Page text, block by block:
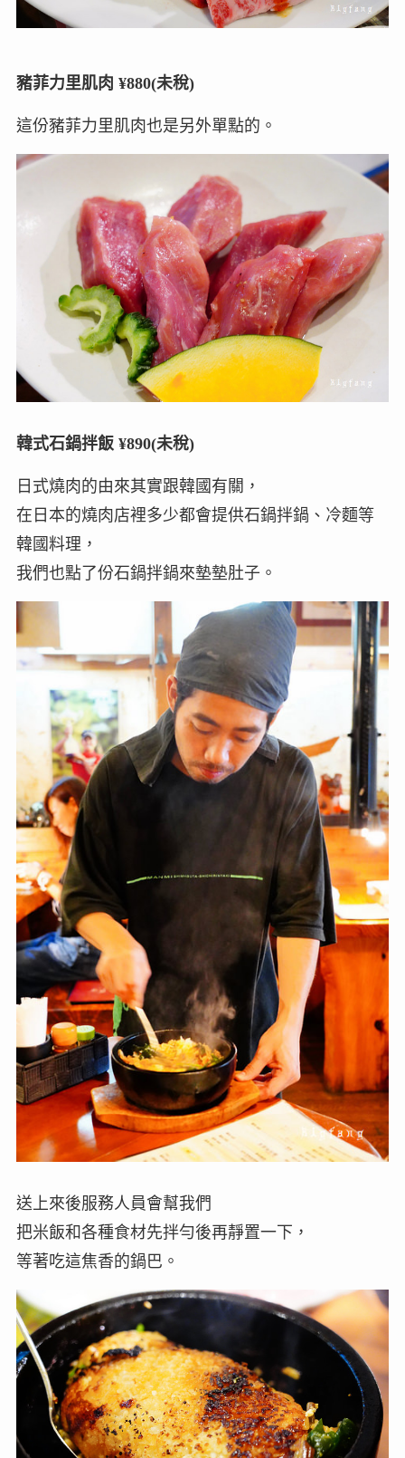
豬菲力里肌肉 ¥880(未稅)
這份豬菲力里肌肉也是另外單點的。
韓式石鍋拌飯 ¥890(未稅)
日式燒肉的由來其實跟韓國有關，
在日本的燒肉店裡多少都會提供石鍋拌鍋、冷麵等
韓國料理，
我們也點了份石鍋拌鍋來墊墊肚子。
送上來後服務人員會幫我們
把米飯和各種食材先拌勻後再靜置一下，
等著吃這焦香的鍋巴。